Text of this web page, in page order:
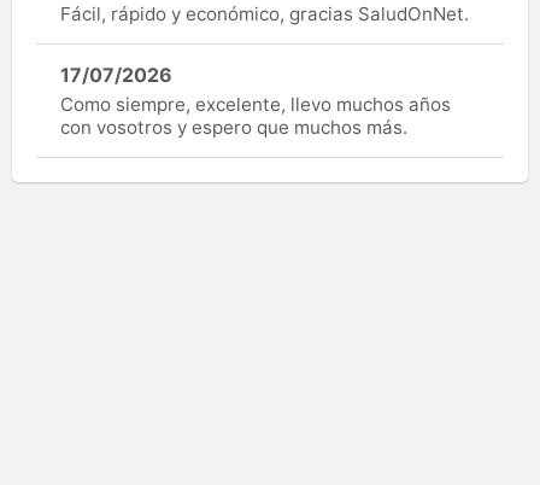
Fácil, rápido y económico, gracias SaludOnNet.
17/07/2026
Como siempre, excelente, llevo muchos años
con vosotros y espero que muchos más.